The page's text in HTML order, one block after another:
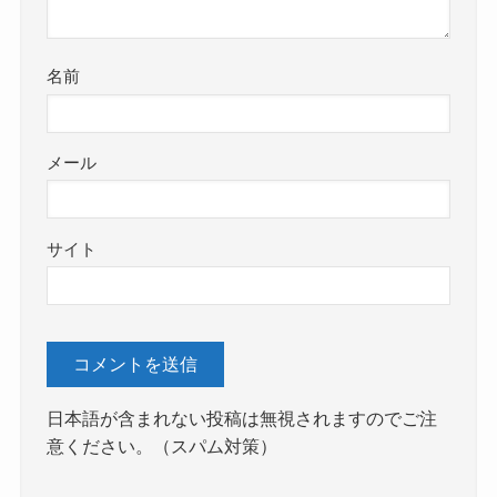
名前
メール
サイト
日本語が含まれない投稿は無視されますのでご注
意ください。（スパム対策）